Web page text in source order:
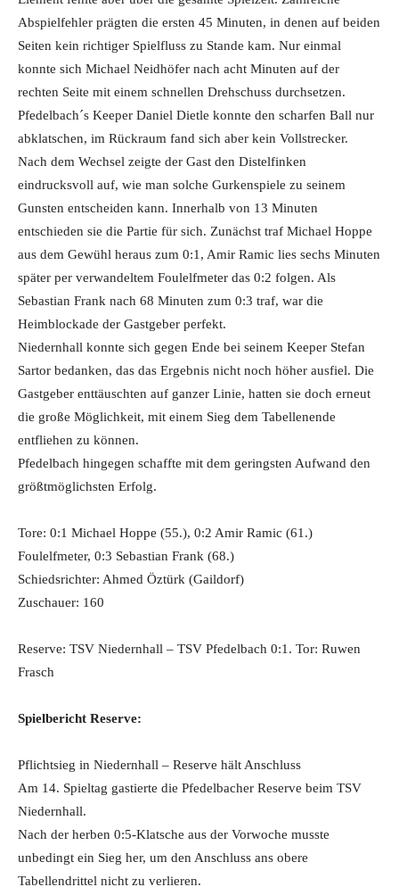
Abspielfehler prägten die ersten 45 Minuten, in denen auf beiden
Seiten kein richtiger Spielfluss zu Stande kam. Nur einmal
konnte sich Michael Neidhöfer nach acht Minuten auf der
rechten Seite mit einem schnellen Drehschuss durchsetzen.
Pfedelbach´s Keeper Daniel Dietle konnte den scharfen Ball nur
abklatschen, im Rückraum fand sich aber kein Vollstrecker.
Nach dem Wechsel zeigte der Gast den Distelfinken
eindrucksvoll auf, wie man solche Gurkenspiele zu seinem
Gunsten entscheiden kann. Innerhalb von 13 Minuten
entschieden sie die Partie für sich. Zunächst traf Michael Hoppe
aus dem Gewühl heraus zum 0:1, Amir Ramic lies sechs Minuten
später per verwandeltem Foulelfmeter das 0:2 folgen. Als
Sebastian Frank nach 68 Minuten zum 0:3 traf, war die
Heimblockade der Gastgeber perfekt.
Niedernhall konnte sich gegen Ende bei seinem Keeper Stefan
Sartor bedanken, das das Ergebnis nicht noch höher ausfiel. Die
Gastgeber enttäuschten auf ganzer Linie, hatten sie doch erneut
die große Möglichkeit, mit einem Sieg dem Tabellenende
entfliehen zu können.
Pfedelbach hingegen schaffte mit dem geringsten Aufwand den
größtmöglichsten Erfolg.
Tore: 0:1 Michael Hoppe (55.), 0:2 Amir Ramic (61.)
Foulelfmeter, 0:3 Sebastian Frank (68.)
Schiedsrichter: Ahmed Öztürk (Gaildorf)
Zuschauer: 160
Reserve: TSV Niedernhall – TSV Pfedelbach 0:1. Tor: Ruwen
Frasch
Spielbericht Reserve:
Pflichtsieg in Niedernhall – Reserve hält Anschluss
Am 14. Spieltag gastierte die Pfedelbacher Reserve beim TSV
Niedernhall.
Nach der herben 0:5-Klatsche aus der Vorwoche musste
unbedingt ein Sieg her, um den Anschluss ans obere
Tabellendrittel nicht zu verlieren.